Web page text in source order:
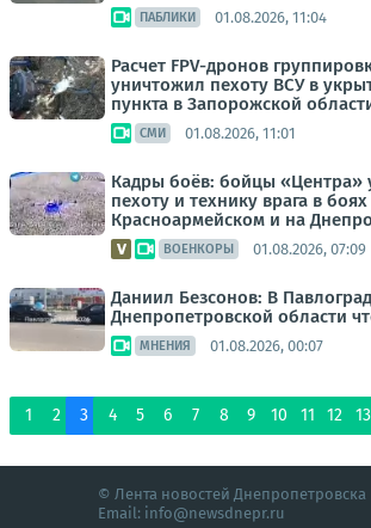
ПАБЛИКИ 01.08.2026, 11:04
Расчет FPV-дронов
уничтожил пехоту ВСУ в
пункта в Запорожской
СМИ 01.08.2026, 11:01
Кадры боёв: бойцы «Центра»
пехоту и технику врага в боях
Красноармейском и на
ВОЕНКОРЫ 01.08.2026, 07:09
Даниил Безсонов: В
Днепропетровской области
МНЕНИЯ 01.08.2026, 00:07
1 2 3 4 5 6 7 8 9 10 11 12 13
© Лента новостей Днепропетровска
Email: info@newsdnepr.ru